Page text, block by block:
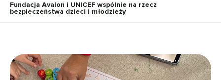
Fundacja Avalon i UNICEF wspólnie na rzecz
bezpieczeństwa dzieci i młodzieży